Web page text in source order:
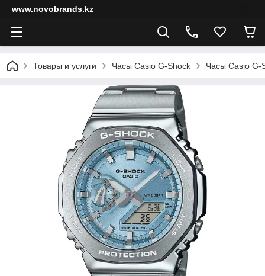
www.novobrands.kz
Товары и услуги Часы Casio G-Shock Часы Casio G-